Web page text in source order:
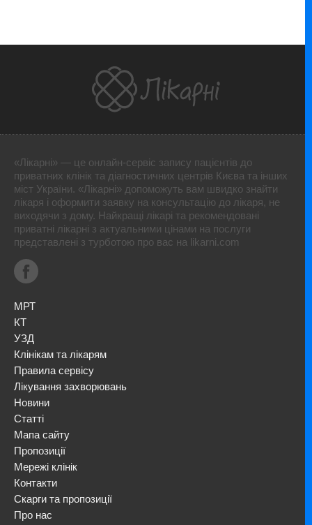
«Лікарні» — це онлайн-сервіс запису пацієнтів до
приватних клінік та діагностичних центрів Києва та інших
міст України. «Лікарні» допоможуть вам швидко знайти
лікаря і оформити заявку на консультацію до лікаря, не
виходячи з дому. Найкращі лікарі та рекомендовані
приватні лікарні з актуальними цінами на послуги
представлені з турботою про вас на likarni.com
МРТ
КТ
УЗД
Клінікам та лікарям
Правила сервісу
Лікування захворювань
Новини
Статті
Мапа сайту
Пропозиції
Мережі клінік
Контакти
Скарги та пропозиції
Про нас